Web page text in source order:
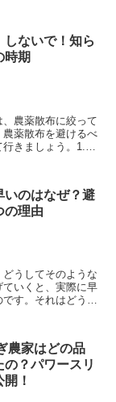
ないで！知ら
時期
農薬散布に絞って
薬散布を避けるべ
きましょう。1.雨
いのはなぜ？避
の理由
うしてそのような
いくと、実際に早
す。それはどう言
農家はどの品
？パワースリ
！